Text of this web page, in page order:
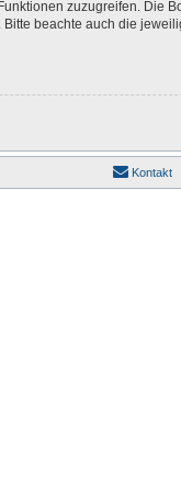
zuzugreifen. Die
beachte auch die
Kontakt